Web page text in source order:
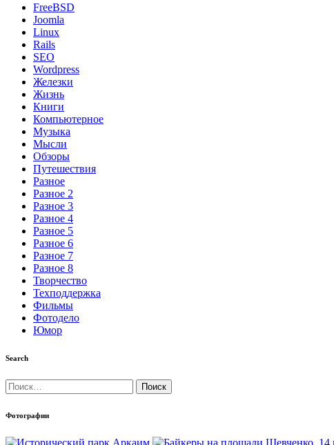
FreeBSD
Joomla
Linux
Rails
SEO
Wordpress
Железки
Жизнь
Книги
Компьютерное
Музыка
Мысли
Обзоры
Путешествия
Разное
Разное 2
Разное 3
Разное 4
Разное 5
Разное 6
Разное 7
Разное 8
Творчество
Техподдержка
Фильмы
Фотодело
Юмор
Search
Найти:
Фотографии